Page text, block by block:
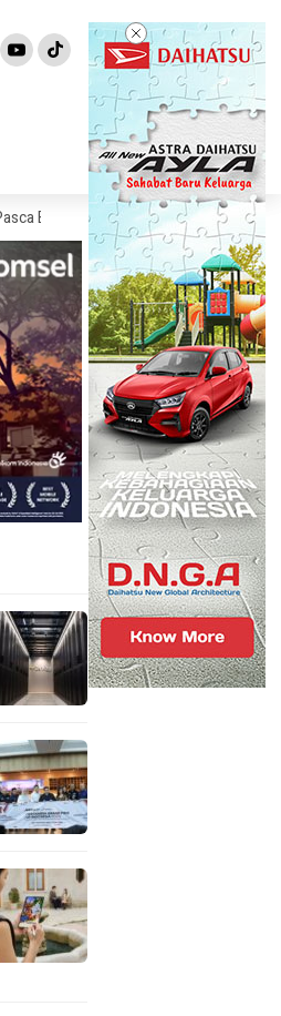
Pemprov NTB Segera Luncurkan